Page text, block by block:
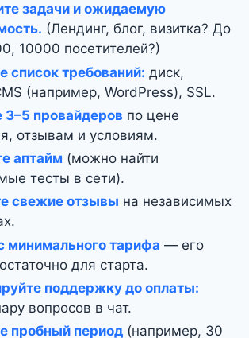
задачи и ожидаемую
(Лендинг, блог, визитка? До
10000 посетителей?)
список требований: диск,
(например, WordPress), SSL.
3–5 провайдеров по цене
отзывам и условиям.
аптайм (можно найти
тесты в сети).
свежие отзывы на независимых
минимального тарифа — его
для старта.
поддержку до оплаты:
вопросов в чат.
пробный период (например, 30